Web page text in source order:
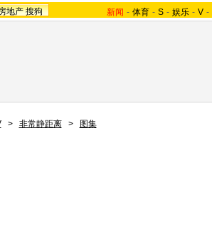
地产 搜狗 新闻 - 体育 - S - 娱乐 - V -
> 非常静距离 > 图集